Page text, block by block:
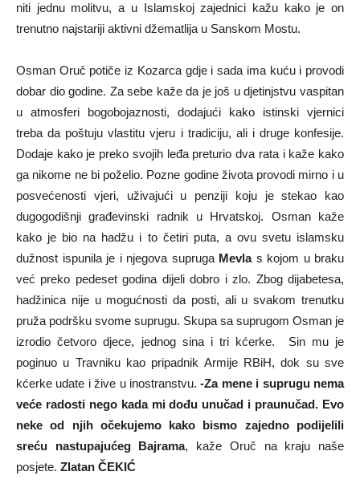
niti jednu molitvu, a u Islamskoj zajednici kažu kako je on
trenutno najstariji aktivni džematlija u Sanskom Mostu.
Osman Oruč potiče iz Kozarca gdje i sada ima kuću i provodi
dobar dio godine. Za sebe kaže da je još u djetinjstvu vaspitan
u atmosferi bogobojaznosti, dodajući kako istinski vjernici
treba da poštuju vlastitu vjeru i tradiciju, ali i druge konfesije.
Dodaje kako je preko svojih leđa preturio dva rata i kaže kako
ga nikome ne bi poželio. Pozne godine života provodi mirno i u
posvećenosti vjeri, uživajući u penziji koju je stekao kao
dugogodišnji građevinski radnik u Hrvatskoj. Osman kaže
kako je bio na hadžu i to četiri puta, a ovu svetu islamsku
dužnost ispunila je i njegova supruga Mevlas kojom u braku
već preko pedeset godina dijeli dobro i zlo. Zbog dijabetesa,
hadžinica nije u mogućnosti da posti, ali u svakom trenutku
pruža podršku svome suprugu. Skupa sa suprugom Osman je
izrodio četvoro djece, jednog sina i tri kćerke. Sin mu je
poginuo u Travniku kao pripadnik Armije RBiH, dok su sve
kćerke udate i žive u inostranstvu.-Za mene i suprugu nema
veće radosti nego kada mi dođu unučad i praunučad. Evo
neke od njih očekujemo kako bismo zajedno podijelili
sreću nastupajućeg Bajrama, kaže Oruč na kraju naše
posjete. Zlatan ČEKIĆ